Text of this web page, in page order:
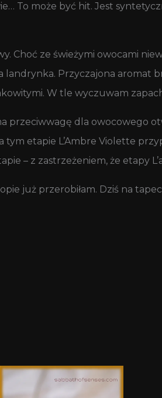
To może być hit. Jest
Choć ze świeżymi owocami
Przyczajona aromat
W tle wyczuwam
przeciwwagę dla owocowego
tym etapie L’Ambre Violette
– z zastrzeżeniem, że etapy
już przerobiłam. Dziś na